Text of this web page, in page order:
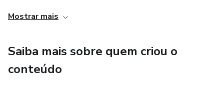
abordam temas relacionados à fé, à reflexão, à oração e ao
fortalecimento dos laços familiares em torno da
espiritualidade. Dessa forma, o produto contribui para o
Mostrar mais
Saiba mais sobre quem criou o
conteúdo